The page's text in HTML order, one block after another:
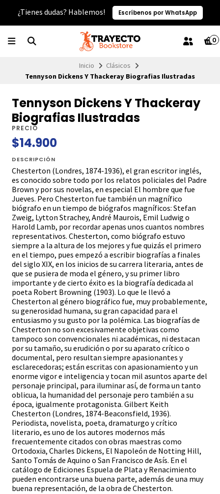
¿Tienes dudas? Hablemos! Escríbenos por WhatsApp
0
Inicio
Clásicos
Tennyson Dickens Y Thackeray Biografias Ilustradas
Tennyson Dickens Y Thackeray
Biografias Ilustradas
PRECIO
$14.900
DESCRIPCIÓN
Chesterton (Londres, 1874-1936), el gran escritor inglés,
es conocido sobre todo por los relatos policiales del Padre
Brown y por sus novelas, en especial El hombre que fue
Jueves. Pero Chesterton fue también un magnífico
biógrafo en un tiempo de biógrafos magníficos: Stefan
Zweig, Lytton Strachey, André Maurois, Emil Ludwig o
Harold Lamb, por recordar apenas unos cuantos nombres
representativos. Chesterton, como biógrafo estuvo
siempre a la altura de los mejores y fue quizás el primero
en el tiempo, pues empezó a escribir biografías a finales
del siglo XIX, en los inicios de su carrera literaria, antes de
que se pusiera de moda el género, y su primer libro
importante y de cierto éxito es la biografía dedicada al
poeta Robert Browning (1903). Lo que le llevó a
Chesterton al género biográfico fue, muy probablemente,
su generosidad humana, su gran capacidad para el
entusiasmo y su gusto por la polémica. Las biografías de
Chesterton no son excesivamente objetivas como
tampoco son convencionales ni académicas, ni destacan
por su tamaño, su erudición o por su aparato crítico o
documental, pero resultan siempre apasionantes y
esclarecedoras; están escritas con apasionamiento y un
enorme vigor e inteligencia y tocan mil asuntos aparte del
personaje principal, para iluminar así, de forma un tanto
oblicua, la humanidad del personaje pero también a su
época, igualmente protagonista. Gilbert Keith
Chesterton (Londres, 1874-Beaconsfield, 1936).
Periodista, novelista, poeta, dramaturgo y crítico
literario, es uno de los autores modernos más
frecuentemente citados con obras maestras como
Ortodoxia, Charles Dickens, El Napoleón de Notting Hill,
Santo Tomás de Aquino o San Francisco de Asís. En el
catálogo de Ediciones Espuela de Plata y Renacimiento
pueden encontrarse una buena parte, además de una muy
buena representación, de la obra de Chesterton.